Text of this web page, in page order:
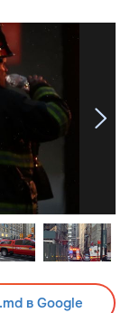
в Google